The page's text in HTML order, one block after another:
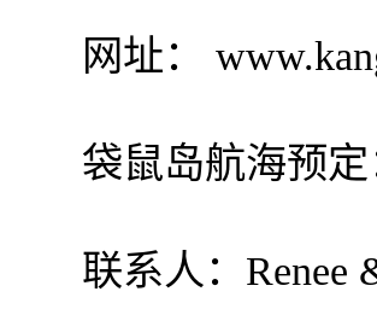
网址：
袋鼠岛航海预定
联系人：Renee &